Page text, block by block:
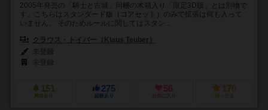
2005年発売の「騎士と古城」同梱の木箱入り「限定3D版」とは別物で
す。こちらはスタンダード版（コアセット）のみで拡張は何も入って
いません。 そのためルールに関してはスタン...
クラウス・トイバー（Klaus Teuber）
151
興味あり
275
経験あり
56
お気に入り
170
持ってる